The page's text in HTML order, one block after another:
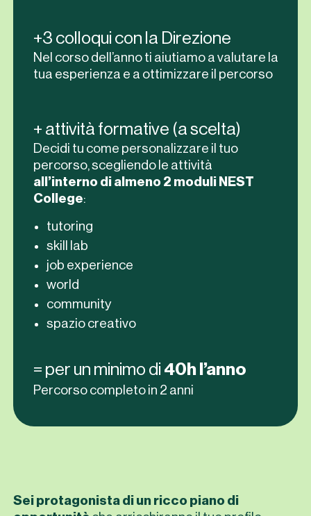
+3 colloqui con la Direzione
Nel corso dell’anno ti aiutiamo a valutare la
tua esperienza e a ottimizzare il percorso
+ attività formative (a scelta)
Decidi tu come personalizzare il tuo
percorso, scegliendo le attività
all’interno di almeno 2 moduli NEST
College:
tutoring
skill lab
job experience
world
community
spazio creativo
= per un minimo di 40h l’anno
Percorso completo in 2 anni
Sei protagonista di un ricco piano di